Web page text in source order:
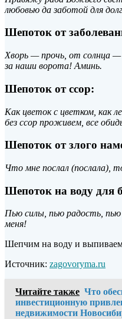
любовью да заботой для
Шепоток от
Хворь — прочь, от солнца —
за наши ворота! Аминь.
Шепоток от ссор:
Как цветок с цветком, как
без ссор проживем, все
Шепоток от злого
Что мне послал (послала),
Шепоток на воду для
Пью силы, пью радость,
меня!
Шепчим на воду и
Источник: zagovoryma.ru
Читайте также Что
инвестиционную
недвижимости